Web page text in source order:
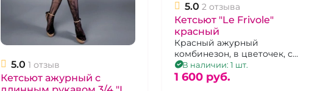
5.0 1 отзыв
Кетсьют ажурный с
5.0 2 отзыва
Кетсьют "Le Frivole"
красный
Красный ажурный
комбинезон, в цветочек, с
имитацией чулок, р. 42-48
В наличии: 1 шт.
1 600 pуб.